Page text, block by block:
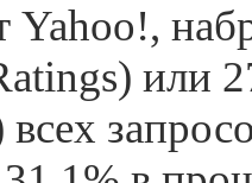
Yahoo!,
или